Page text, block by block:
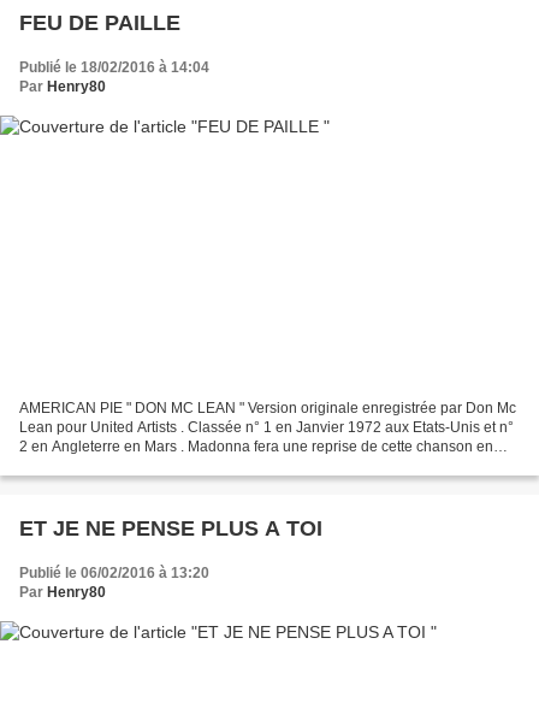
FEU DE PAILLE
Publié le 18/02/2016 à 14:04
Par Henry80
AMERICAN PIE " DON MC LEAN " Version originale enregistrée par Don Mc
Lean pour United Artists . Classée n° 1 en Janvier 1972 aux Etats-Unis et n°
2 en Angleterre en Mars . Madonna fera une reprise de cette chanson en
ET JE NE PENSE PLUS A TOI
Publié le 06/02/2016 à 13:20
Par Henry80